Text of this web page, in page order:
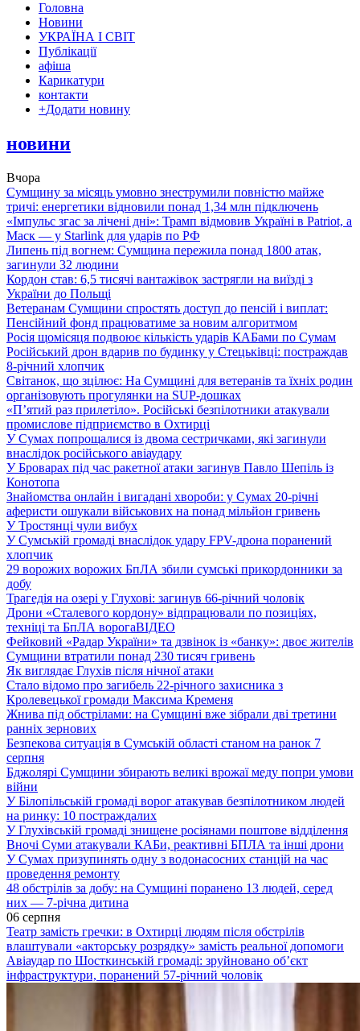
Головна
Новини
УКРАЇНА І СВІТ
Публікації
афіша
Карикатури
контакти
+Додати новину
новини
Вчора
Сумщину за місяць умовно знеструмили повністю майже
тричі: енергетики відновили понад 1,34 млн підключень
«Імпульс згас за лічені дні»: Трамп відмовив Україні в Patriot, а
Маск — у Starlink для ударів по РФ
Липень під вогнем: Сумщина пережила понад 1800 атак,
загинули 32 людини
Кордон став: 6,5 тисячі вантажівок застрягли на виїзді з
України до Польщі
Ветеранам Сумщини спростять доступ до пенсій і виплат:
Пенсійний фонд працюватиме за новим алгоритмом
Росія щомісяця подвоює кількість ударів КАБами по Сумам
Російський дрон вдарив по будинку у Стецьківці: постраждав
8-річний хлопчик
Світанок, що зцілює: На Сумщині для ветеранів та їхніх родин
організовують прогулянки на SUP-дошках
«П’ятий раз прилетіло». Російські безпілотники атакували
промислове підприємство в Охтирці
У Сумах попрощалися із двома сестричками, які загинули
внаслідок російського авіаудару
У Броварах під час ракетної атаки загинув Павло Шепіль із
Конотопа
Знайомства онлайн і вигадані хвороби: у Сумах 20-річні
аферисти ошукали військових на понад мільйон гривень
У Тростянці чули вибух
У Сумській громаді внаслідок удару FPV-дрона поранений
хлопчик
29 ворожих ворожих БпЛА збили сумські прикордонники за
добу
Трагедія на озері у Глухові: загинув 66-річний чоловік
Дрони «Сталевого кордону» відпрацювали по позиціях,
техніці та БпЛА ворогаВІДЕО
Фейковий «Радар України» та дзвінок із «банку»: двоє жителів
Сумщини втратили понад 230 тисяч гривень
Як виглядає Глухів після нічної атаки
Стало відомо про загибель 22-річного захисника з
Кролевецької громади Максима Кременя
Жнива під обстрілами: на Сумщині вже зібрали дві третини
ранніх зернових
Безпекова ситуація в Сумській області станом на ранок 7
серпня
Бджолярі Сумщини збирають великі врожаї меду попри умови
війни
У Білопільській громаді ворог атакував безпілотником людей
на ринку: 10 постраждалих
У Глухівській громаді знищене росіянами поштове відділення
Вночі Суми атакували КАБи, реактивні БПЛА та інші дрони
У Сумах призупинять одну з водонасосних станцій на час
проведення ремонту
48 обстрілів за добу: на Сумщині поранено 13 людей, серед
них — 7-річна дитина
06 серпня
Театр замість гречки: в Охтирці людям після обстрілів
влаштували «акторську розрядку» замість реальної допомоги
Авіаудар по Шосткинській громаді: зруйновано об’єкт
інфраструктури, поранений 57-річний чоловік